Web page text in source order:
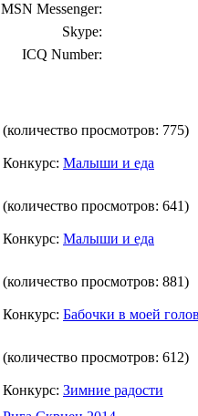
MSN Messenger:
Skype:
ICQ Number:
(количество просмотров: 775)
Конкурс: Малыши и еда
(количество просмотров: 641)
Конкурс: Малыши и еда
(количество просмотров: 881)
Конкурс: Бабочки в моей
(количество просмотров: 612)
Конкурс: Зимние радости